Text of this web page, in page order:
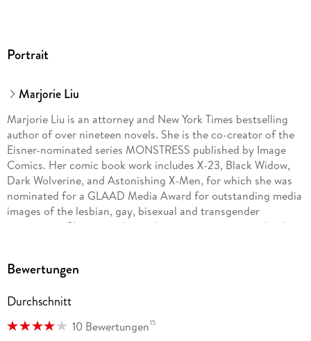
Portrait
Marjorie Liu
Marjorie Liu is an attorney and New York Times bestselling
author of over nineteen novels. She is the co-creator of the
Eisner-nominated series MONSTRESS published by Image
Comics. Her comic book work includes X-23, Black Widow,
Dark Wolverine, and Astonishing X-Men, for which she was
nominated for a GLAAD Media Award for outstanding media
images of the lesbian, gay, bisexual and transgender
community. She currently teaches a course on comic book
Sana Takeda is based in Japan and is best known in the
their hit fantasy series MONSTRESS.
Bewertungen
Durchschnitt
10 Bewertungen15